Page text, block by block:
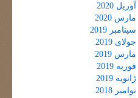
آوریل 2020
مارس 2020
سپتامبر 2019
جولای 2019
مارس 2019
فوریه 2019
ژانویه 2019
نوامبر 2018